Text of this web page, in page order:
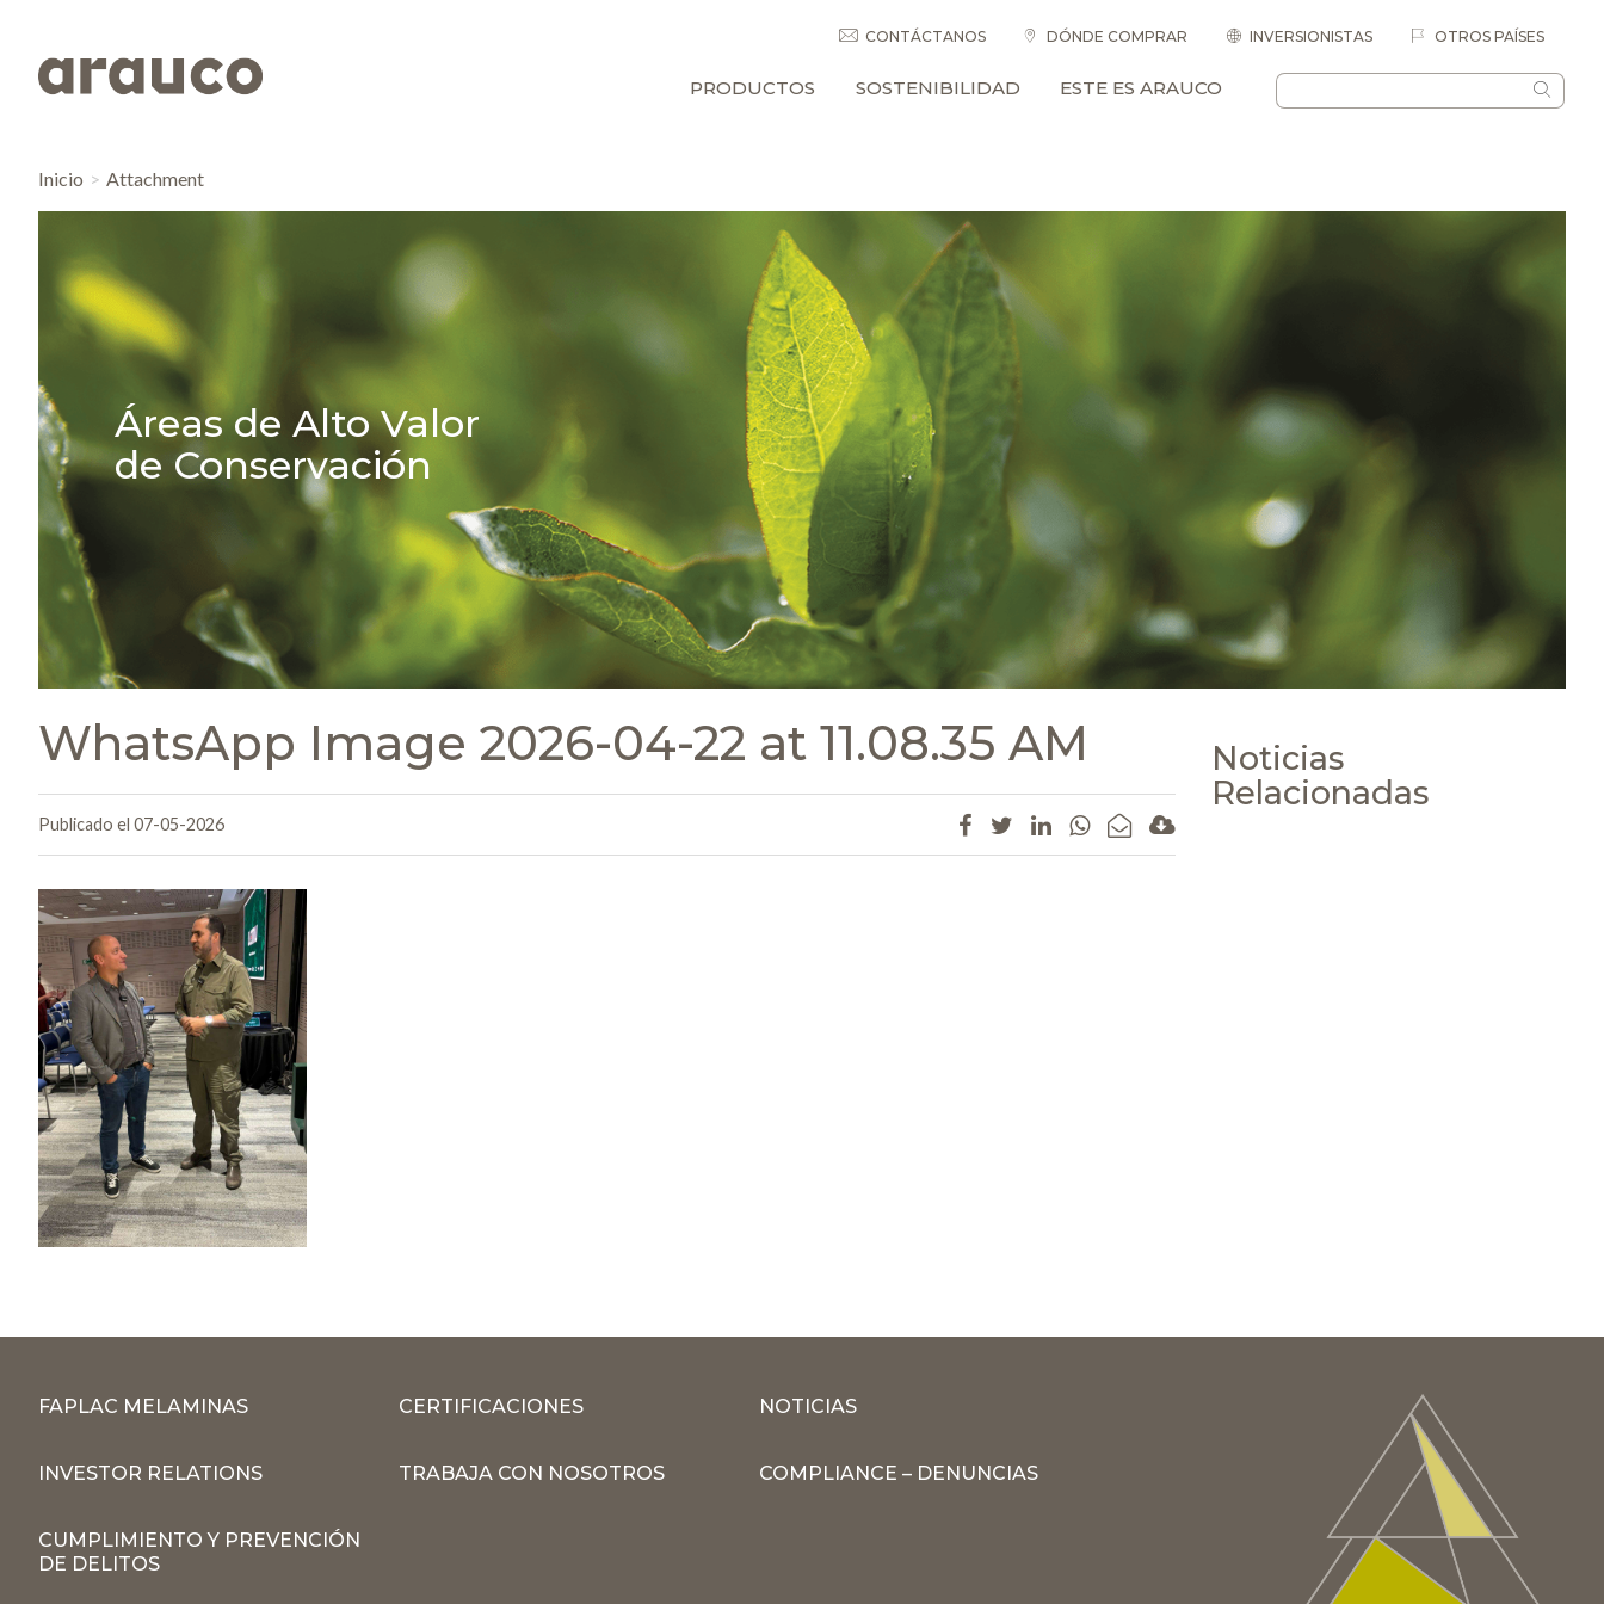
CONTÁCTANOS DÓNDE COMPRAR INVERSIONISTAS OTROS PAÍSES
PRODUCTOS SOSTENIBILIDAD ESTE ES ARAUCO
Inicio Attachment
Áreas de Alto Valor
de Conservación
WhatsApp Image 2026-04-22 at 11.08.35 AM
Publicado el 07-05-2026
Noticias
Relacionadas
FAPLAC MELAMINAS CERTIFICACIONES NOTICIAS
INVESTOR RELATIONS TRABAJA CON NOSOTROS COMPLIANCE – DENUNCIAS
CUMPLIMIENTO Y PREVENCIÓN
DE DELITOS